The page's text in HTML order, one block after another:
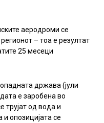
аеродроми се
– тоа е резултат
25 месеци
држава (јули
е заробена во
трујат од вода и
и опозицијата се